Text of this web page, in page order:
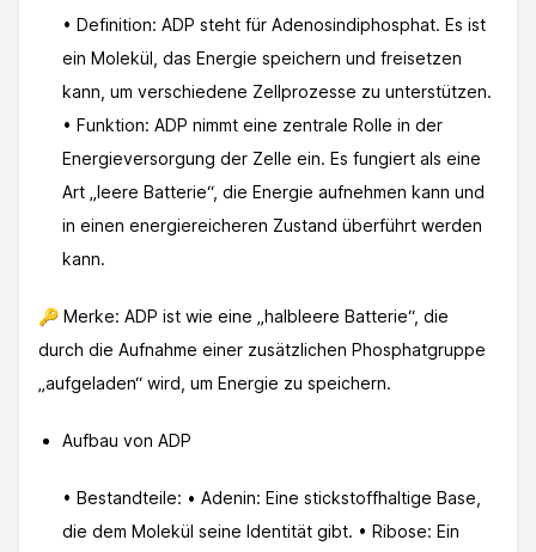
• Definition: ADP steht für Adenosindiphosphat. Es ist
ein Molekül, das Energie speichern und freisetzen
kann, um verschiedene Zellprozesse zu unterstützen.
• Funktion: ADP nimmt eine zentrale Rolle in der
Energieversorgung der Zelle ein. Es fungiert als eine
Art „leere Batterie“, die Energie aufnehmen kann und
in einen energiereicheren Zustand überführt werden
kann.
🔑 Merke: ADP ist wie eine „halbleere Batterie“, die
durch die Aufnahme einer zusätzlichen Phosphatgruppe
„aufgeladen“ wird, um Energie zu speichern.
Aufbau von ADP
• Bestandteile: • Adenin: Eine stickstoffhaltige Base,
die dem Molekül seine Identität gibt. • Ribose: Ein